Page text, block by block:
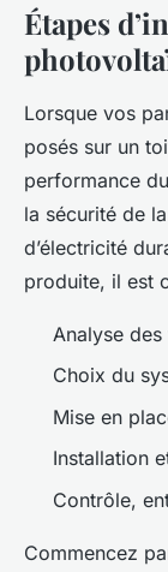
Étapes
Lorsque vos
posés sur un
performance
la sécurité de
d’électricité
produite, il est
Analyse
Choix du
Mise en
Installation
Contrôle,
Commencez